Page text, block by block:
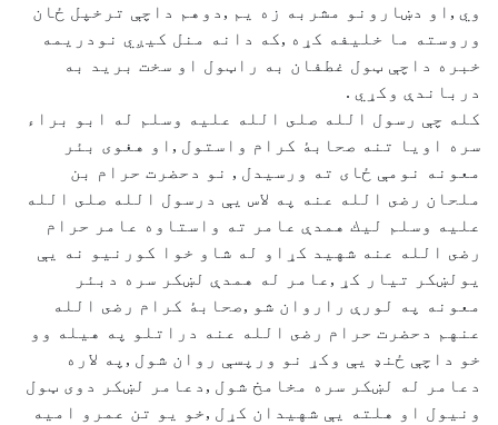
وي ,او دښارونو مشربه زه يم ,دوهم داچې ترخپل ځان
وروسته ما خليفه كړه ,كه دانه منل كيږي نودريمه
خبره داچې ټول غطفان به راټول او سخت بريد به
درباندې وكړي .
كله چې رسول الله صلى الله عليه وسلم له ابو براء
سره اويا تنه صحابۀ كرام واستول ,او هغوی بئر
معونه نومې ځای ته ورسيدل , نو دحضرت حرام بن
ملحان رضى الله عنه په لاس يې درسول الله صلى الله
عليه وسلم ليك همدې عامر ته واستاوه عامر حرام
رضى الله عنه شهيد كړاو له شاو خوا كورنيو نه يې
يولښكر تيار كړ ,عامر له همدې لښكر سره دبئر
معونه په لورې راروان شو ,صحابۀ كرام رضى الله
عنهم دحضرت حرام رضى الله عنه دراتلو په هيله وو
خو داچې ځنډ يې وكړ نو ورپسې روان شول ,په لاره
دعامر له لښكر سره مخامخ شول ,دعامر لښكر دوی ټول
ونيول او هلته يې شهيدان كړل ,خو يو تن عمرو اميه